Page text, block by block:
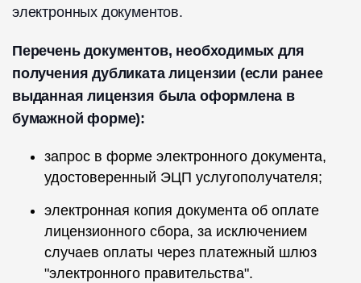
электронных документов.
Перечень документов, необходимых для
получения дубликата лицензии (если ранее
выданная лицензия была оформлена в
бумажной форме):
запрос в форме электронного документа,
удостоверенный ЭЦП услугополучателя;
электронная копия документа об оплате
лицензионного сбора, за исключением
случаев оплаты через платежный шлюз
"электронного правительства".